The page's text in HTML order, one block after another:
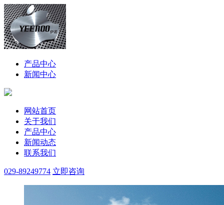
产品中心
新闻中心
网站首页
关于我们
产品中心
新闻动态
联系我们
029-89249774 立即咨询